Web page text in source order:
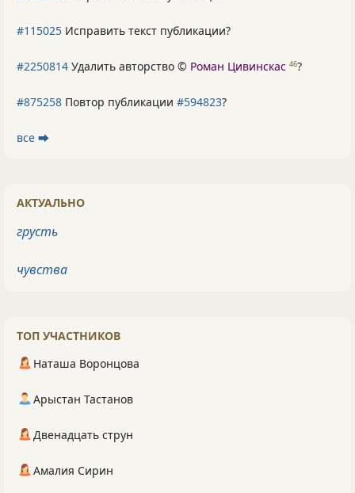
#115025 Исправить текст публикации?
#2250814 Удалить авторство © Роман Цивинскас 46?
#875258 Повтор публикации #594823?
все ⮕
АКТУАЛЬНО
грусть
чувства
ТОП УЧАСТНИКОВ
Наташа Воронцова
Арыстан Тастанов
Двенадцать струн
Амалия Сирин